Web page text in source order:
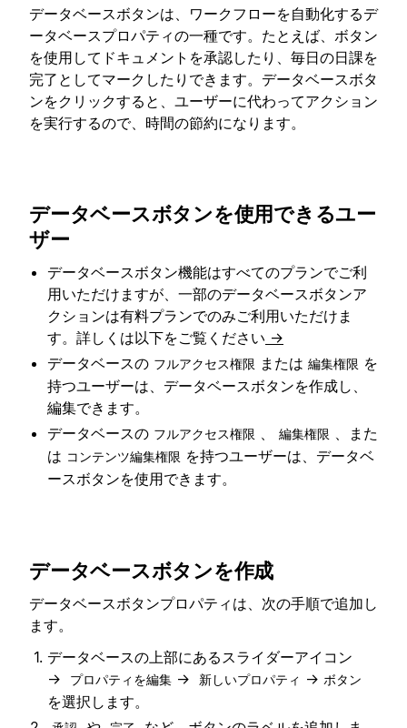
データベースボタンは、ワークフローを自動化するデ
ータベースプロパティの一種です。たとえば、ボタン
を使用してドキュメントを承認したり、毎日の日課を
完了としてマークしたりできます。データベースボタ
ンをクリックすると、ユーザーに代わってアクション
を実行するので、時間の節約になります。
データベースボタンを使用できるユー
ザー
データベースボタン機能はすべてのプランでご利
用いただけますが、一部のデータベースボタンア
クションは有料プランでのみご利用いただけま
す。詳しくは以下をご覧ください →
データベースの フルアクセス権限 または 編集権限 を
持つユーザーは、データベースボタンを作成し、
編集できます。
データベースの フルアクセス権限 、 編集権限 、また
は コンテンツ編集権限 を持つユーザーは、データベ
ースボタンを使用できます。
データベースボタンを作成
データベースボタンプロパティは、次の手順で追加し
ます。
データベースの上部にあるスライダーアイコン
→
プロパティを編集 → 新しいプロパティ → ボタン
を選択します。